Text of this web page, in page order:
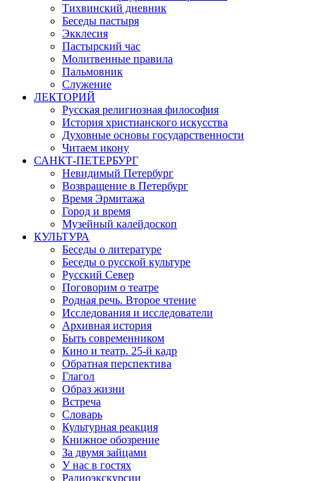
Тихвинский дневник
Беседы пастыря
Экклесия
Пастырский час
Молитвенные правила
Пальмовник
Служение
ЛЕКТОРИЙ
Русская религиозная философия
История христианского искусства
Духовные основы государственности
Читаем икону
САНКТ-ПЕТЕРБУРГ
Невидимый Петербург
Возвращение в Петербург
Время Эрмитажа
Город и время
Музейный калейдоскоп
КУЛЬТУРА
Беседы о литературе
Беседы о русской культуре
Русский Север
Поговорим о театре
Родная речь. Второе чтение
Исследования и исследователи
Архивная история
Быть современником
Кино и театр. 25-й кадр
Обратная перспектива
Глагол
Образ жизни
Встреча
Словарь
Культурная реакция
Книжное обозрение
За двумя зайцами
У нас в гостях
Радиоэкскурсии